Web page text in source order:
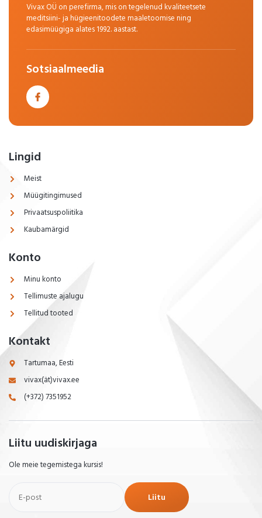
Vivax OÜ on perefirma, mis on tegelenud kvaliteetsete
meditsiini- ja hügieenitoodete maaletoomise ning
edasimüügiga alates 1992. aastast.
Sotsiaalmeedia
Lingid
Meist
Müügitingimused
Privaatsuspoliitika
Kaubamärgid
Konto
Minu konto
Tellimuste ajalugu
Tellitud tooted
Kontakt
Tartumaa, Eesti
vivax(ät)vivax.ee
(+372) 7351952
Liitu uudiskirjaga
Ole meie tegemistega kursis!
Liitu